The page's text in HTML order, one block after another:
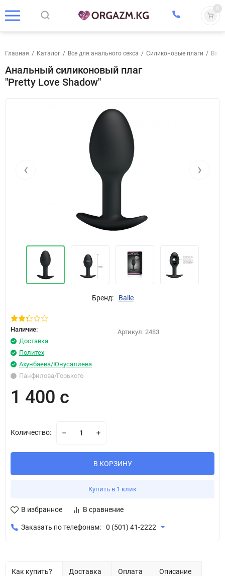
0
Главная / Каталог / Все для анального секса / Силиконовые плаги / Baile
Анальный силиконовый плаг
"Pretty Love Shadow"
‹ ›
Бренд: Baile
Наличие:
Доставка
Политех
Ахунбаева/Юнусалиева
Панфилова/Горького
Артикул: 2483
1 400 с
Количество:
В КОРЗИНУ
Купить в 1 клик
В избранное В сравнение
Заказать по телефонам: 0 (501) 41-2222
Как купить? Доставка Оплата Описание